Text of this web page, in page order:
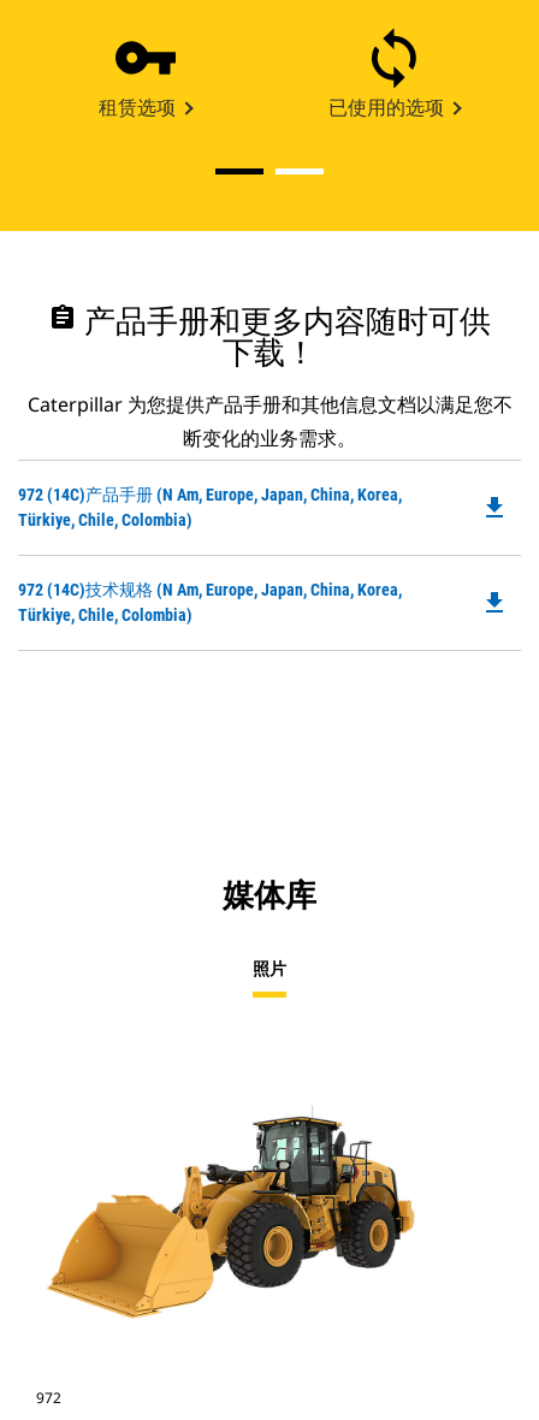
租赁选项 已使用的选项
assignment 产品手册和更多内容随时可供
下载！
Caterpillar 为您提供产品手册和其他信息文档以满足您不
断变化的业务需求。
972 (14C)产品手册 (N Am, Europe, Japan, China, Korea,
Türkiye, Chile, Colombia)
file_download
972 (14C)技术规格 (N Am, Europe, Japan, China, Korea,
Türkiye, Chile, Colombia)
file_download
媒体库
照片
972